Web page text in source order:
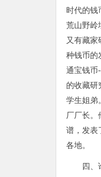
时代的钱
荒山野岭
又有藏家
种钱币的
通宝钱币
的收藏研
学生姐弟
厂厂长。
谱，发表
各地。
四、